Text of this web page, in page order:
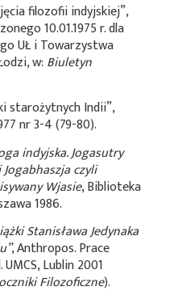
filozofii indyjskiej”,
10.01.1975 r. dla
UŁ i Towarzystwa
w: Biuletyn
starożytnych Indii”,
nr 3-4 (79-80).
indyjska. Jogasutry
czyli
Wjasie, Biblioteka
1986.
Stanisława Jedynaka
, Anthropos. Prace
Lublin 2001
Filozoficzne).